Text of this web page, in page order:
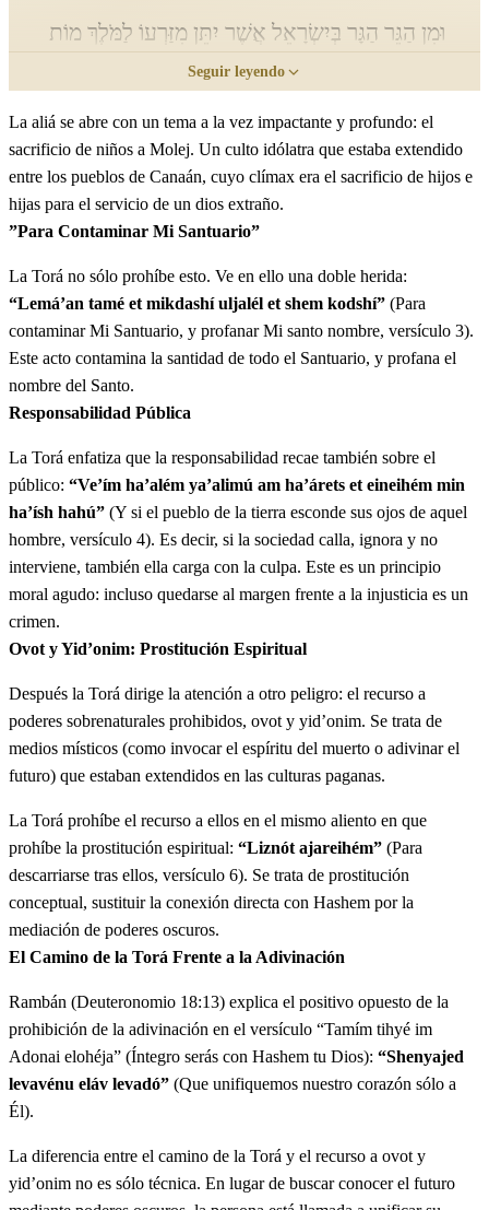
וּמִן הַגֵּר הַגָּר בְּיִשְׂרָאֵל אֲשֶׁר יִתֵּן מִזַּרְעוֹ לַמֹּלֶךְ מוֹת
יוּמָת עַם הָאָרֶץ יִרְגְּמֻהוּ בָאָבֶן׃
2Ve'el bnéi Yisra'él tomár ish ish mibnéi Yisra'él umín
hagér hagár beYisra'él asher yitén mizar'ó lamólej mot
מִקֶּרֶב עַמּוֹ כִּי מִזַּרְעוֹ נָתַן לַמֹּלֶךְ לְמַעַן טַמֵּא אֶת
מִקְדָּשִׁי וּלְחַלֵּל אֶת שֵׁם קָדְשִׁי׃
Va'aní etén et panái ba'ísh hahú vehijratí otó mikérev
uljalél et shem kodshí
וְאִם הַעְלֵם יַעְלִימוּ עַם הָאָרֶץ אֶת עֵינֵיהֶם מִן
הָאִישׁ הַהוּא בְּתִתּוֹ מִזַּרְעוֹ לַמֹּלֶךְ לְבִלְתִּי הָמִית
ha'ísh hahú betitó mizar'ó lamólej levilltí hamít otó
וְשַׂמְתִּי אֲנִי אֶת פָּנַי בָּאִישׁ הַהוּא וּבְמִשְׁפַּחְתּוֹ
וְהִכְרַתִּי אֹתוֹ וְאֵת כָּל הַזֹּנִים אַחֲרָיו לִזְנוֹת אַחֲרֵי
הַמֹּלֶךְ מִקֶּרֶב עַמָּם׃
Vesamtí aní et panái ba'ísh hahú uvemishpajtó vehijratí
otó ve'et kol hazoním ajaráv liznót ajaréi hamólej
ו
וְהַנֶּפֶשׁ אֲשֶׁר תִּפְנֶה אֶל הָאֹבֹת וְאֶל הַיִּדְּעֹנִים
לִזְנוֹת אַחֲרֵיהֶם וְנָתַתִּי אֶת פָּנַי בַּנֶּפֶשׁ הַהִוא
וְהִכְרַתִּי אֹתוֹ מִקֶּרֶב עַמּוֹ׃
Vehanéfesh asher tifné el ha'ovót ve'el hayid'oním liznót
Seguir leyendo
La aliá se abre con un tema a la vez impactante y profundo: el
sacrificio de niños a Molej. Un culto idólatra que estaba extendido
entre los pueblos de Canaán, cuyo clímax era el sacrificio de hijos e
hijas para el servicio de un dios extraño.
”Para Contaminar Mi Santuario”
La Torá no sólo prohíbe esto. Ve en ello una doble herida:
“Lemá’an tamé et mikdashí uljalél et shem kodshí” (Para
contaminar Mi Santuario, y profanar Mi santo nombre, versículo 3).
Este acto contamina la santidad de todo el Santuario, y profana el
nombre del Santo.
Responsabilidad Pública
La Torá enfatiza que la responsabilidad recae también sobre el
público: “Ve’ím ha’além ya’alimú am ha’árets et eineihém min
ha’ísh hahú” (Y si el pueblo de la tierra esconde sus ojos de aquel
hombre, versículo 4). Es decir, si la sociedad calla, ignora y no
interviene, también ella carga con la culpa. Este es un principio
moral agudo: incluso quedarse al margen frente a la injusticia es un
crimen.
Ovot y Yid’onim: Prostitución Espiritual
Después la Torá dirige la atención a otro peligro: el recurso a
poderes sobrenaturales prohibidos, ovot y yid’onim. Se trata de
medios místicos (como invocar el espíritu del muerto o adivinar el
futuro) que estaban extendidos en las culturas paganas.
La Torá prohíbe el recurso a ellos en el mismo aliento en que
prohíbe la prostitución espiritual: “Liznót ajareihém” (Para
descarriarse tras ellos, versículo 6). Se trata de prostitución
conceptual, sustituir la conexión directa con Hashem por la
mediación de poderes oscuros.
El Camino de la Torá Frente a la Adivinación
Rambán (Deuteronomio 18:13) explica el positivo opuesto de la
prohibición de la adivinación en el versículo “Tamím tihyé im
Adonai elohéja” (Íntegro serás con Hashem tu Dios): “Shenyajed
levavénu eláv levadó” (Que unifiquemos nuestro corazón sólo a
Él).
La diferencia entre el camino de la Torá y el recurso a ovot y
yid’onim no es sólo técnica. En lugar de buscar conocer el futuro